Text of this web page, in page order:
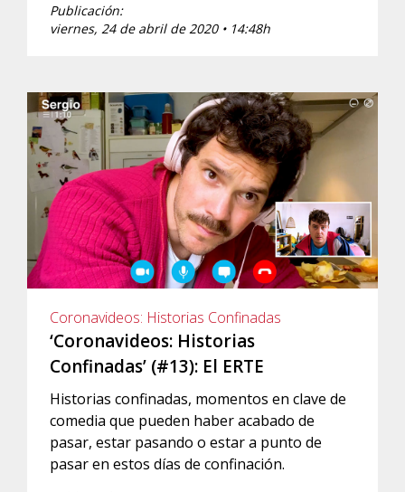
Publicación:
viernes, 24 de abril de 2020 • 14:48h
Coronavideos: Historias Confinadas
‘Coronavideos: Historias
Confinadas’ (#13): El ERTE
Historias confinadas, momentos en clave de
comedia que pueden haber acabado de
pasar, estar pasando o estar a punto de
pasar en estos días de confinación.